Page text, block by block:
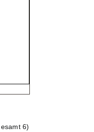
6)